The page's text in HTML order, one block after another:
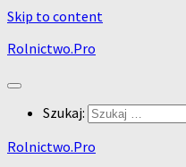
Skip to content
Rolnictwo.Pro
Szukaj:
Rolnictwo.Pro